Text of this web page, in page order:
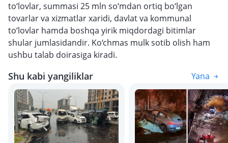
to‘lovlar, summasi 25 mln so‘mdan ortiq bo‘lgan
tovarlar va xizmatlar xaridi, davlat va kommunal
to‘lovlar hamda boshqa yirik miqdordagi bitimlar
shular jumlasidandir. Ko‘chmas mulk sotib olish ham
ushbu talab doirasiga kiradi.
Shu kabi yangiliklar Yana